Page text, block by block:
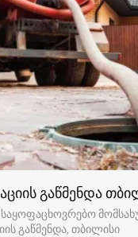
გაწმენდა
გაწმენდა თბილისი